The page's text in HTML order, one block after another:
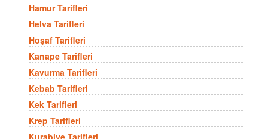
Hamur Tarifleri
Helva Tarifleri
Hoşaf Tarifleri
Kanape Tarifleri
Kavurma Tarifleri
Kebab Tarifleri
Kek Tarifleri
Krep Tarifleri
Kurabiye Tarifleri